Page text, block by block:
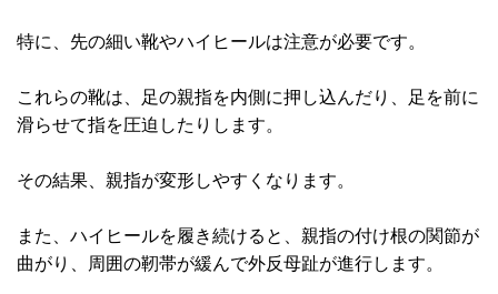
特に、先の細い靴やハイヒールは注意が必要です。
これらの靴は、足の親指を内側に押し込んだり、足を前に
滑らせて指を圧迫したりします。
その結果、親指が変形しやすくなります。
また、ハイヒールを履き続けると、親指の付け根の関節が
曲がり、周囲の靭帯が緩んで外反母趾が進行します。